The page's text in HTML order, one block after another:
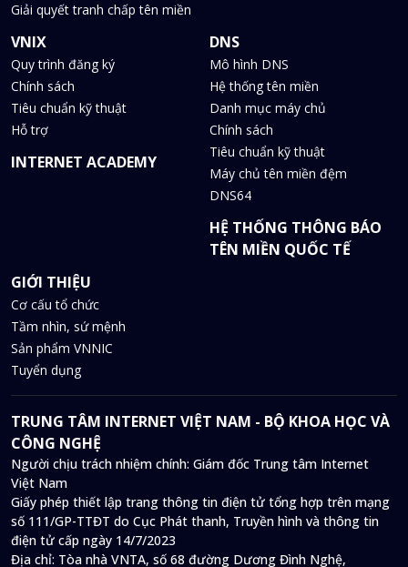
Giải quyết tranh chấp tên miền
VNIX
Quy trình đăng ký
Chính sách
Tiêu chuẩn kỹ thuật
Hỗ trợ
INTERNET ACADEMY
DNS
Mô hình DNS
Hệ thống tên miền
Danh mục máy chủ
Chính sách
Tiêu chuẩn kỹ thuật
Máy chủ tên miền đệm
DNS64
HỆ THỐNG THÔNG BÁO
TÊN MIỀN QUỐC TẾ
GIỚI THIỆU
Cơ cấu tổ chức
Tầm nhìn, sứ mệnh
Sản phẩm VNNIC
Tuyển dụng
TRUNG TÂM INTERNET VIỆT NAM - BỘ KHOA HỌC VÀ
CÔNG NGHỆ
Người chịu trách nhiệm chính: Giám đốc Trung tâm Internet
Việt Nam
Giấy phép thiết lập trang thông tin điện tử tổng hợp trên mạng
số 111/GP-TTĐT do Cục Phát thanh, Truyền hình và thông tin
điện tử cấp ngày 14/7/2023
Địa chỉ: Tòa nhà VNTA, số 68 đường Dương Đình Nghệ,